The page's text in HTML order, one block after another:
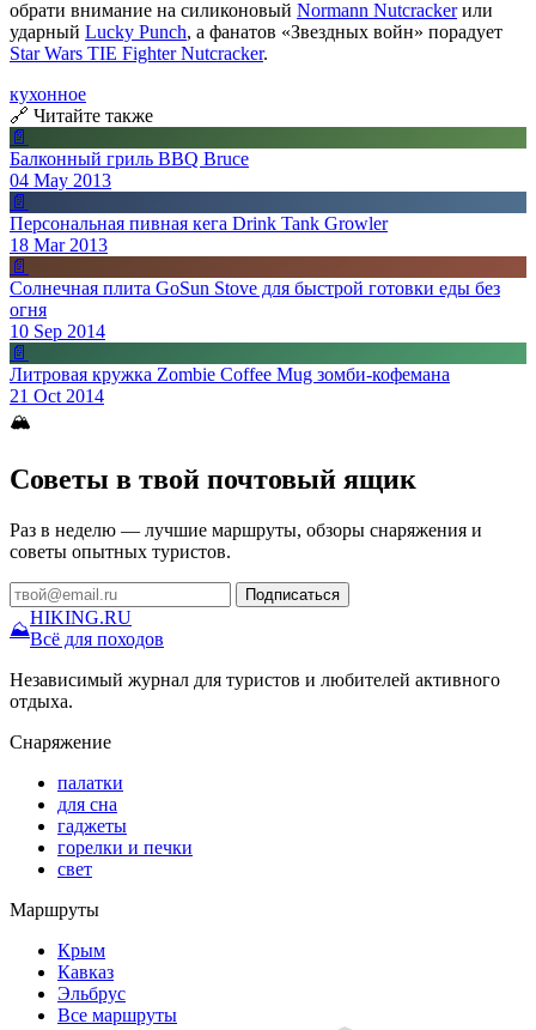
обрати внимание на силиконовый Normann Nutcrackerили
ударный Lucky Punch, а фанатов «Звездных войн» порадует
Star Wars TIE Fighter Nutcracker.
кухонное
🔗 Читайте также
📄
Балконный гриль BBQ Bruce
04 May 2013
📄
Персональная пивная кега Drink Tank Growler
18 Mar 2013
📄
Солнечная плита GoSun Stove для быстрой готовки еды без
огня
10 Sep 2014
📄
Литровая кружка Zombie Coffee Mug зомби-кофемана
21 Oct 2014
🏔
Советы в твой почтовый ящик
Раз в неделю — лучшие маршруты, обзоры снаряжения и
советы опытных туристов.
Подписаться
⛰
HIKING.RU
Всё для походов
Независимый журнал для туристов и любителей активного
отдыха.
Снаряжение
палатки
для сна
гаджеты
горелки и печки
свет
Маршруты
Крым
Кавказ
Эльбрус
Все маршруты